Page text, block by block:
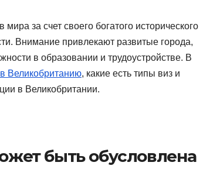
за счет своего богатого исторического
Внимание привлекают развитые города,
в образовании и трудоустройстве. В
Великобританию, какие есть типы виз и
в Великобритании.
быть обусловлена